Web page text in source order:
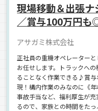
現場移動＆出張
／賞与100万円も
アサガミ株式会社
正社員の重機オペレーター
お任せします。トラックへ
ることなく作業できる♪賞
現！構内作業のみなのに《
事故手当など、福利厚生が
るので、家族との時間をた